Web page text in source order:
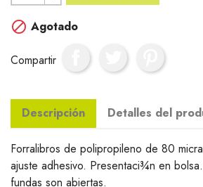
 Agotado
Compartir
Descripción Detalles del
Forralibros de polipropileno de 80
ajuste adhesivo. Presentaci¾n en
fundas son abiertas.